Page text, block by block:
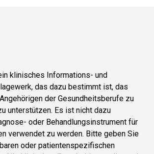
klinisches Informations- und
das dazu bestimmt ist, das
der Gesundheitsberufe zu
unterstützen. Es ist nicht dazu
oder Behandlungsinstrument für
verwendet zu werden. Bitte geben Sie
oder patientenspezifischen